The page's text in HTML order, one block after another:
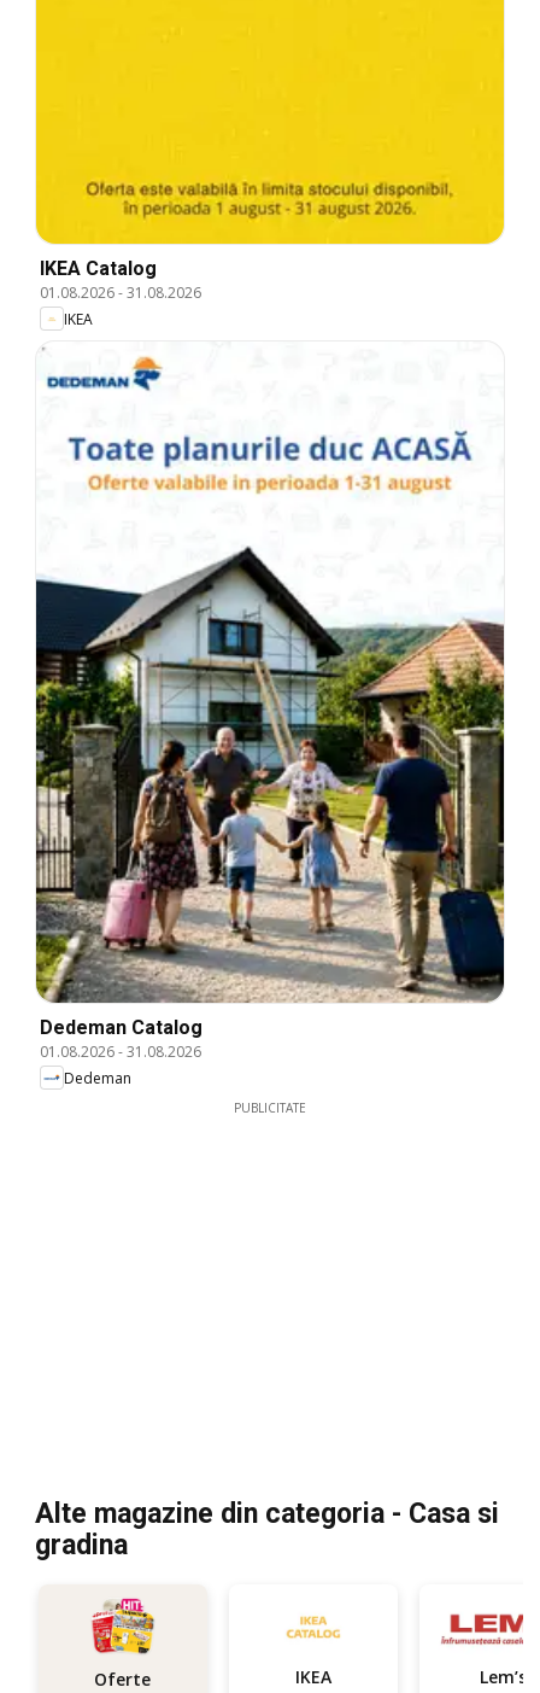
IKEA Catalog
01.08.2026-31.08.2026
IKEA
Dedeman Catalog
01.08.2026-31.08.2026
Dedeman
PUBLICITATE
Alte magazine din categoria - Casa si
gradina
Oferte IKEA Lem’s